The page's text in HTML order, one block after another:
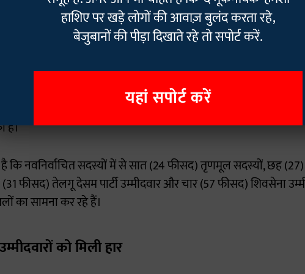
29 में से 13 (45 फीसद), द्रमुक के 22 में से 13 (59 फीसद), तेलगू देसम
के सात विजयी उम्मीदवारों में से पांच (71 फीसद) ने आपराधिक
गया कि 63 (26 फीसद) भाजपा उम्मीदवार, 32 (32 फीसद) कांग्रेस
पार्टी उम्मीदवारों ने अपने खिलाफ गंभीर आपराधिक मामले दर्ज होने
है।
कि नवनिर्वाचित सदस्यों में से सात (24 फीसद) तृणमूल सदस्यों, छह
(31 फीसद) तेलगू देसम पार्टी उम्मीदवार और चार (57 फीसद) शिवसेना
का सामना कर रहे हैं।
को मिली हार
हाशिए पर खड़े लोगों की आवाज़ बुलंद करता रहे,
बेजुबानों की पीड़ा दिखाते रहे तो सपोर्ट करें.
यहां सपोर्ट करें